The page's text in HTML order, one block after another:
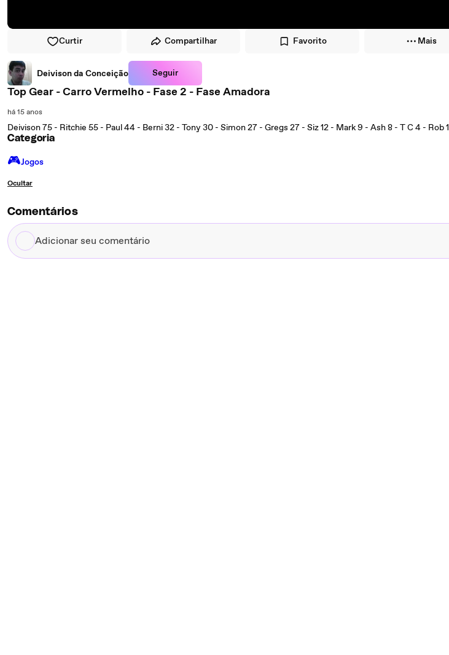
Curtir Compartilhar Favorito Mais
Deivison da Conceição Seguir
Top Gear - Carro Vermelho - Fase 2 - Fase Amadora
há 15 anos
Deivison 75 - Ritchie 55 - Paul 44 - Berni 32 - Tony 30 - Simon 27 - Gregs 27 - Siz 12 - Mark 9 - Ash 8 - T C 4 - Rob 1
Categoria
🎮️Jogos
Ocultar
Comentários
Adicionar
seu